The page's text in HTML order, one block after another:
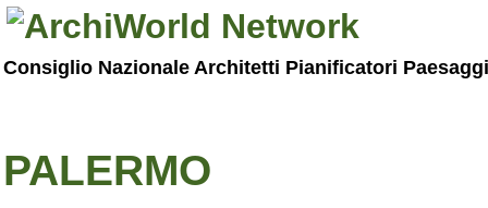
Consiglio Nazionale Architetti Pianificatori
PALERMO